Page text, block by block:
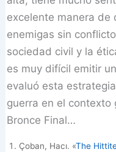
excelente manera de
enemigas sin
sociedad civil y la
es muy difícil emitir
evaluó esta
guerra en el contexto
Bronce Final…
Çoban, Hacı. «The